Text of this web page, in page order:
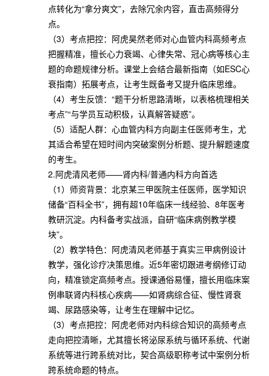
点转化为“拿分爽文”，去除冗余内容，直击高频得分
点。
（3）考点把控：阿虎昊然老师对心血管内科高频考点
把握精准，擅长心力衰竭、心律失常、冠心病等核心主
题的命题规律分析。课堂上会结合最新指南（如ESC心
衰指南）拓展考点，让考生既备考又提升临床思维。
（4）考生反馈：“题干分析思路清晰，以表格梳理相关
考点”“与学员互动积极，认真解答疑惑”。
（5）适配人群：心血管内科方向副主任医师考生，尤
其适合希望在短时间内突破案例分析题、提升解题速度
的考生。
2.阿虎清风老师——肾内科/普通内科方向首选
（1）师资背景：北京某三甲医院主任医师，医学知识
储备“百科全书”，拥有超10年临床一线经验、8年医考
教研沉淀。内科备考实战派，自研“临床病例教学模
块”。
（2）教学特色：阿虎清风老师基于真实三甲病例设计
教学，强化诊疗决策思维。近5年密切跟进考纲修订动
向，精准锁定高频考点。授课通俗易懂，擅长用临床案
例串联肾内科核心疾病——如肾病综合征、慢性肾衰
竭、尿路感染等，让考生在理解中记忆。
（3）考点把控：阿虎老师对内科综合知识的高频考点
走向把控清晰，尤其擅长将泌尿系统与循环系统、代谢
系统等进行跨系统对比，契合高级职称考试中案例分析
跨系统命题的特点。